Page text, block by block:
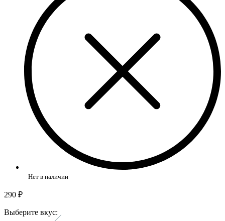
Нет в наличии
290 ₽
Выберите вкус: